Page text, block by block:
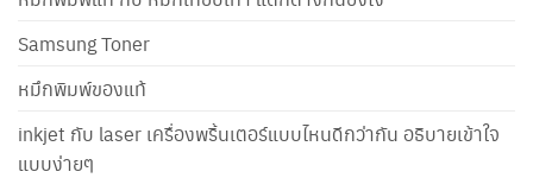
Samsung Toner
หมึกพิมพ์ของแท้
inkjet กับ laser เครื่องพริ้นเตอร์แบบไหนดีกว่ากัน อธิบายเข้าใจ
แบบง่ายๆ